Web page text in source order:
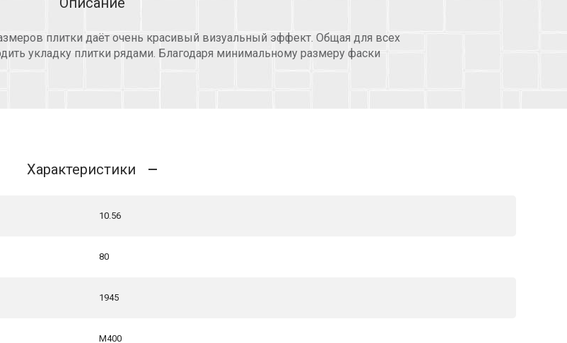
плитки даёт очень красивый визуальный эффект. Общая для всех
укладку плитки рядами. Благодаря минимальному размеру фаски
Характеристики
10.56
80
1945
М400